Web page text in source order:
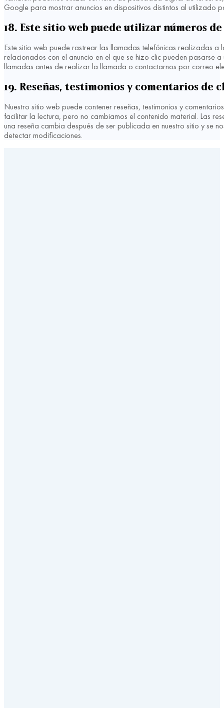
Google para mostrar anuncios en dispositivos distintos al utilizado
18. Este sitio web puede utilizar números
Este sitio web puede rastrear las llamadas telefónicas realizadas
relacionados con el anuncio en el que se hizo clic pueden pasarse
llamadas antes de realizar la llamada o contactarnos por correo
19. Reseñas, testimonios y comentarios de
Nuestro sitio web puede contener reseñas, testimonios y
facilitar la lectura, pero no cambiamos el contenido material. Las
una reseña cambia después de ser publicada en nuestro sitio y se
detectar modificaciones.